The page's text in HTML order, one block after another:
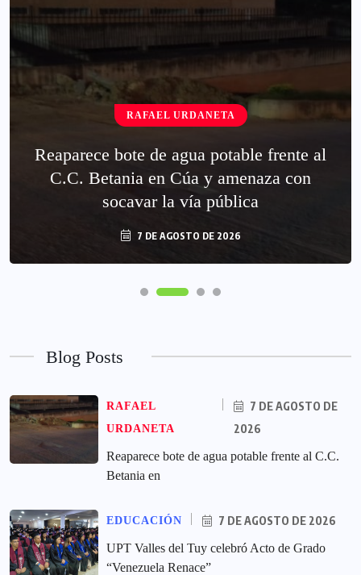
RAFAEL URDANETA
Reaparece bote de agua potable frente al
C.C. Betania en Cúa y amenaza con
socavar la vía pública
7 DE AGOSTO DE 2026
Blog Posts
RAFAEL
URDANETA
7 DE AGOSTO DE
2026
Reaparece bote de agua potable frente al C.C.
Betania en
EDUCACIÓN
7 DE AGOSTO DE 2026
UPT Valles del Tuy celebró Acto de Grado
“Venezuela Renace”